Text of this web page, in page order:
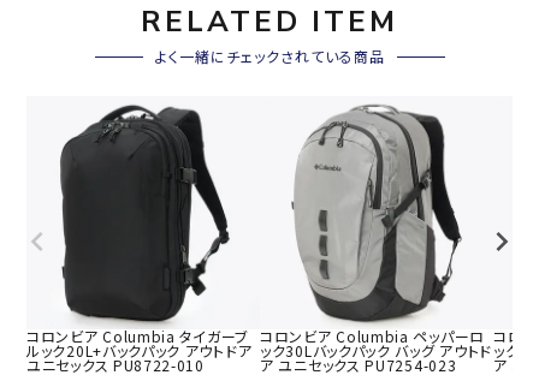
RELATED ITEM
よく一緒にチェックされている商品
コロンビア Columbia タイガーブ
ルック20L+バックパック アウトドア
ユニセックス PU8722-010
コロンビア Columbia ペッパーロ
ック30Lバックパック バッグ アウトド
ア ユニセックス PU7254-023
コロ
ック
ア ユ